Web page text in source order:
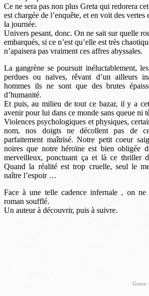
Ce ne sera pas non plus Greta qui redorera
est chargée de l’enquête, et en voit des vertes
la journée.
Univers pesant, donc. On ne sait sur quelle
embarqués, si ce n’est qu’elle est très
n’apaisera pas vraiment ces affres abyssales.
La gangrène se poursuit inéluctablement,
perdues ou naïves, rêvant d’un ailleurs
hommes ils ne sont que des brutes
d’humanité.
Et puis, au milieu de tout ce bazar, il y a
avenir pour lui dans ce monde sans queue ni
Violences psychologiques et physiques,
nom, nos doigts ne décollent pas de
parfaitement maîtrisé. Notre petit coeur
noires que notre héroïne est bien obligée
merveilleux, ponctuant ça et là ce thriller
Quand la réalité est trop cruelle, seul le
naître l’espoir …
Face à une telle cadence infernale , on
roman soufflé.
Un auteur à découvrir, puis à suivre.
Genre